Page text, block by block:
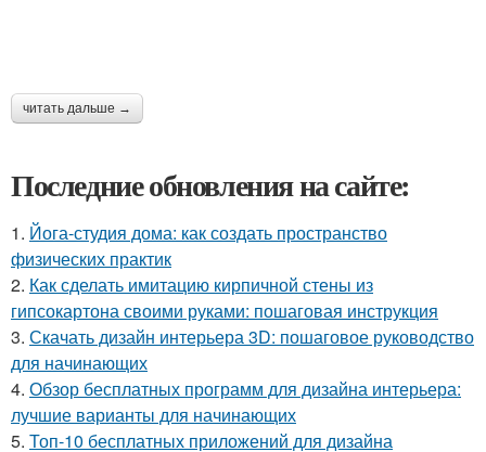
читать дальше →
Последние обновления на сайте:
1. Йога-студия дома: как создать пространство
физических практик
2. Как сделать имитацию кирпичной стены из
гипсокартона своими руками: пошаговая инструкция
3. Скачать дизайн интерьера 3D: пошаговое руководство
для начинающих
4. Обзор бесплатных программ для дизайна интерьера:
лучшие варианты для начинающих
5. Топ-10 бесплатных приложений для дизайна